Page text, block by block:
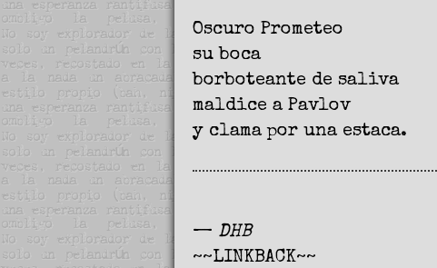
Oscuro Prometeo
su boca
borboteante de saliva
maldice a Pavlov
y clama por una estaca.
— DHB
~~LINKBACK~~